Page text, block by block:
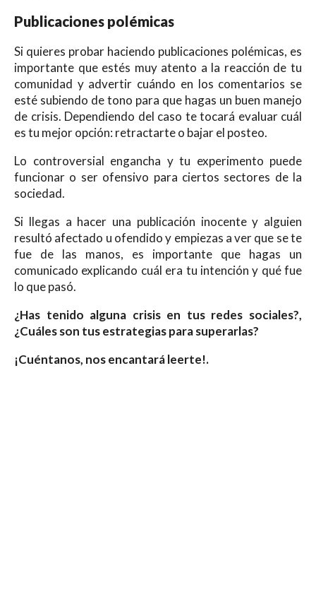
Publicaciones polémicas
Si quieres probar haciendo publicaciones polémicas, es
importante que estés muy atento a la reacción de tu
comunidad y advertir cuándo en los comentarios se
esté subiendo de tono para que hagas un buen manejo
de crisis. Dependiendo del caso te tocará evaluar cuál
es tu mejor opción: retractarte o bajar el posteo.
Lo controversial engancha y tu experimento puede
funcionar o ser ofensivo para ciertos sectores de la
sociedad.
Si llegas a hacer una publicación inocente y alguien
resultó afectado u ofendido y empiezas a ver que se te
fue de las manos, es importante que hagas un
comunicado explicando cuál era tu intención y qué fue
lo que pasó.
¿Has tenido alguna crisis en tus redes sociales?,
¿Cuáles son tus estrategias para superarlas?
¡Cuéntanos, nos encantará leerte!.